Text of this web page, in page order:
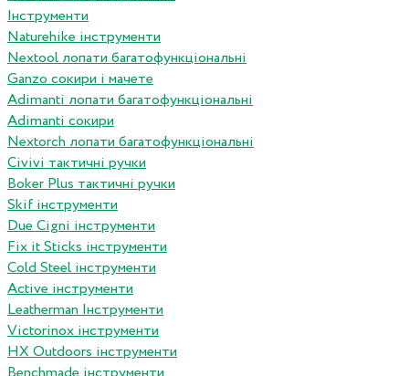
Інструменти
Naturehike інструменти
Nextool лопати багатофункціональні
Ganzo сокири і мачете
Adimanti лопати багатофункціональні
Adimanti сокири
Nextorch лопати багатофункціональні
Сivivi тактичні ручки
Boker Plus тактичні ручки
Skif інструменти
Due Cigni інструменти
Fix it Sticks інструменти
Сold Steel інструменти
Active інструменти
Leatherman Інструменти
Victorinox інструменти
HX Outdoors інструменти